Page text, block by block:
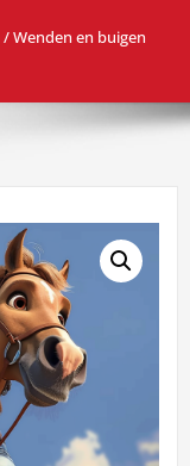
/ Wenden en buigen